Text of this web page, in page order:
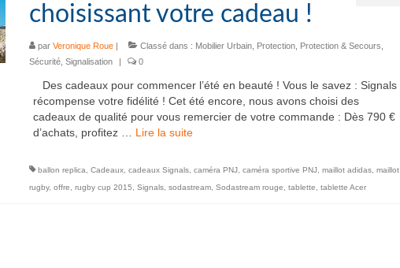
choisissant votre cadeau !
par Veronique Roue| Classé dans : Mobilier Urbain, Protection, Protection & Secours
Sécurité, Signalisation | 0
Des cadeaux pour commencer l’été en beauté ! Vous le savez : Signals
récompense votre fidélité ! Cet été encore, nous avons choisi des
cadeaux de qualité pour vous remercier de votre commande : Dès 790 €
d’achats, profitez … Lire la suite­­
ballon replica Cadeaux, cadeaux Signals, caméra PNJ, caméra sportive PNJ, maillot adidas, maillot
rugby, offre rugby cup 2015 Signals, sodastream, Sodastream rouge tablette tablette Acer